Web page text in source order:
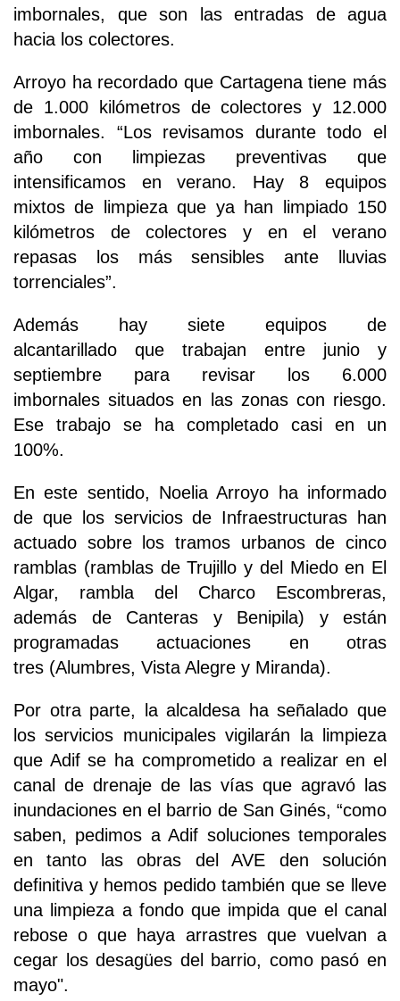
imbornales, que son las entradas de agua
hacia los colectores.
Arroyo ha recordado que Cartagena tiene más
de 1.000 kilómetros de colectores y 12.000
imbornales. “Los revisamos durante todo el
año con limpiezas preventivas que
intensificamos en verano. Hay 8 equipos
mixtos de limpieza que ya han limpiado 150
kilómetros de colectores y en el verano
repasas los más sensibles ante lluvias
torrenciales”.
Además hay siete equipos de
alcantarillado que trabajan entre junio y
septiembre para revisar los 6.000
imbornales situados en las zonas con riesgo.
Ese trabajo se ha completado casi en un
100%.
En este sentido, Noelia Arroyo ha informado
de que los servicios de Infraestructuras han
actuado sobre los tramos urbanos de cinco
ramblas (ramblas de Trujillo y del Miedo en El
Algar, rambla del Charco Escombreras,
además de Canteras y Benipila) y están
programadas actuaciones en otras
tres (Alumbres, Vista Alegre y Miranda).
Por otra parte, la alcaldesa ha señalado que
los servicios municipales vigilarán la limpieza
que Adif se ha comprometido a realizar en el
canal de drenaje de las vías que agravó las
inundaciones en el barrio de San Ginés, “como
saben, pedimos a Adif soluciones temporales
en tanto las obras del AVE den solución
definitiva y hemos pedido también que se lleve
una limpieza a fondo que impida que el canal
rebose o que haya arrastres que vuelvan a
cegar los desagües del barrio, como pasó en
mayo".